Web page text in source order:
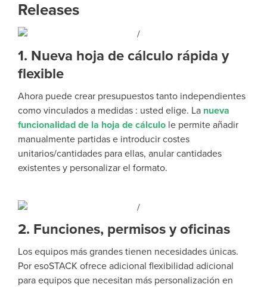
Releases
1. Nueva hoja de cálculo rápida y
flexible
Ahora puede crear presupuestos tanto independientes
como vinculados a medidas : usted elige. La nueva
funcionalidad de la hoja de cálculo le permite añadir
manualmente partidas e introducir costes
unitarios/cantidades para ellas, anular cantidades
existentes y personalizar el formato.
2. Funciones, permisos y oficinas
Los equipos más grandes tienen necesidades únicas.
Por esoSTACK ofrece adicional flexibilidad adicional
para equipos que necesitan más personalización en